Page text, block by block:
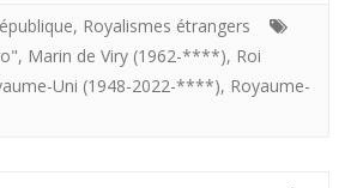
de
, Royalismes étrangers
, Marin de Viry (1962-****), Roi
Uni (1948-2022-****), Royaume-